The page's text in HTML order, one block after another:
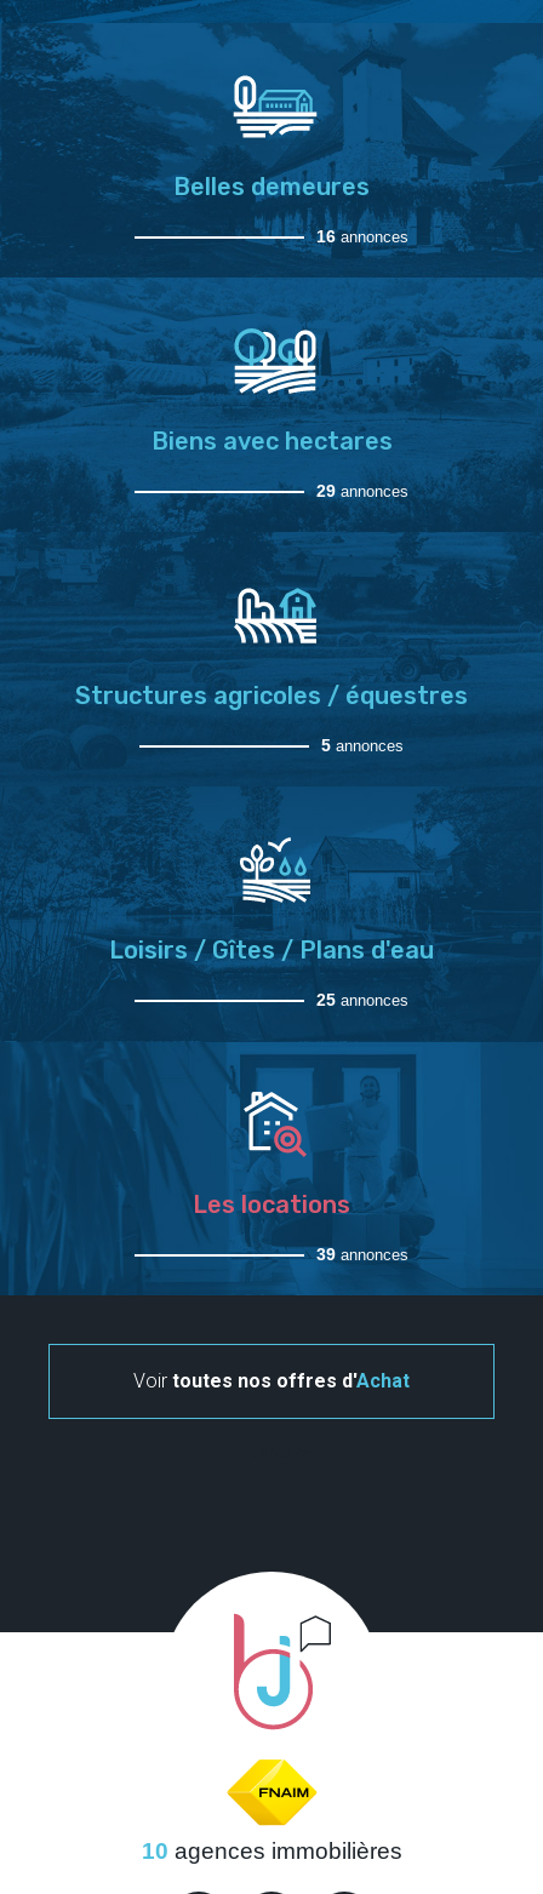
Belles demeures
16annonces
Biens avec hectares
29 annonces
Structures agricoles / équestres
5 annonces
Loisirs / Gîtes / Plans d'eau
25 annonces
Les locations
39 annonces
Voir toutes nos offres d'Achat
10 agences immobilières